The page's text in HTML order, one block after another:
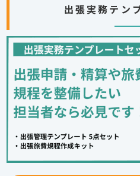
出張実務テン